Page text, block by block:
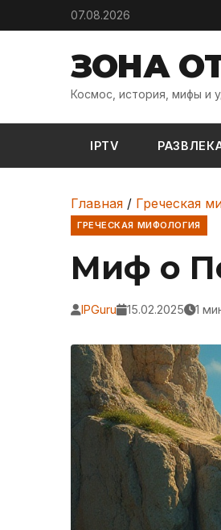
Skip to content07.08.2026
ЗОНА
Космос, история, мифы и
IPTV
Главная / Греческая
ГРЕЧЕСКАЯ МИФОЛОГИЯ
Миф о
IPGuru 15.02.2025 1